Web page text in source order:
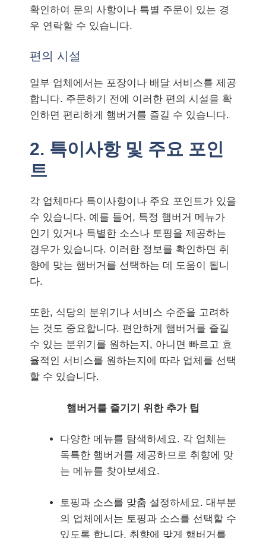
확인하여 문의 사항이나 특별 주문이 있는 경
우 연락할 수 있습니다.
편의 시설
일부 업체에서는 포장이나 배달 서비스를 제공
합니다. 주문하기 전에 이러한 편의 시설을 확
인하면 편리하게 햄버거를 즐길 수 있습니다.
2. 특이사항 및 주요 포인
트
각 업체마다 특이사항이나 주요 포인트가 있을
수 있습니다. 예를 들어, 특정 햄버거 메뉴가
인기 있거나 특별한 소스나 토핑을 제공하는
경우가 있습니다. 이러한 정보를 확인하면 취
향에 맞는 햄버거를 선택하는 데 도움이 됩니
다.
또한, 식당의 분위기나 서비스 수준을 고려하
는 것도 중요합니다. 편안하게 햄버거를 즐길
수 있는 분위기를 원하는지, 아니면 빠르고 효
율적인 서비스를 원하는지에 따라 업체를 선택
할 수 있습니다.
햄버거를 즐기기 위한 추가 팁
다양한 메뉴를 탐색하세요. 각 업체는
독특한 햄버거를 제공하므로 취향에 맞
는 메뉴를 찾아보세요.
토핑과 소스를 맞춤 설정하세요. 대부분
의 업체에서는 토핑과 소스를 선택할 수
있도록 합니다. 취향에 맞게 햄버거를